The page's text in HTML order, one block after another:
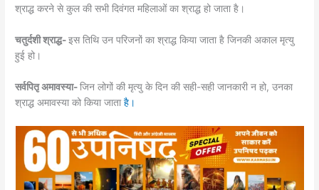
श्राद्ध करने से कुल की सभी दिवंगत महिलाओं का श्राद्ध हो जाता है।
चतुर्दशी श्राद्ध-इस तिथि उन परिजनों का श्राद्ध किया जाता है जिनकी अकाल मृत्यु
हुई हो।
सर्वपितृ अमावस्या-जिन लोगों की मृत्यु के दिन की सही-सही जानकारी न हो, उनका
श्राद्ध अमावस्या को किया जाता है।